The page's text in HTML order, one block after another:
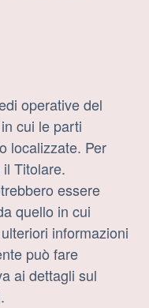
operative del
cui le parti
localizzate. Per
Titolare.
essere
quello in cui
informazioni
può fare
ai dettagli sul